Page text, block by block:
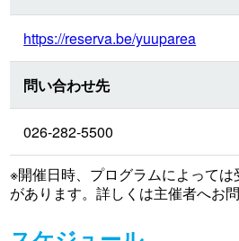
https://reserva.be/yuuparea
問い合わせ先
026-282-5500
※開催日時、プログラムによって
があります。詳しくは主催者へお